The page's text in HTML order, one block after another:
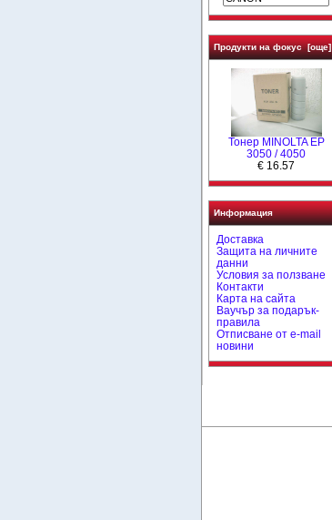
Продукти на фокус [още]
Тонер MINOLTA EP
3050 / 4050
€ 16.57
Информация
Доставка
Защита на личните
данни
Условия за ползване
Контакти
Карта на сайта
Ваучър за подарък-
правила
Отписване от e-mail
новини